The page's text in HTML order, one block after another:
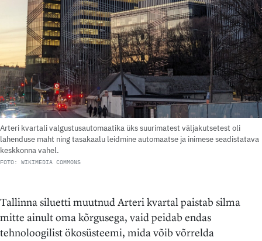
Arteri kvartali valgustusautomaatika üks suurimatest väljakutsetest oli
lahenduse maht ning tasakaalu leidmine automaatse ja inimese seadistatava
keskkonna vahel.
FOTO: WIKIMEDIA COMMONS
Tallinna siluetti muutnud Arteri kvartal paistab silma
mitte ainult oma kõrgusega, vaid peidab endas
tehnoloogilist ökosüsteemi, mida võib võrrelda